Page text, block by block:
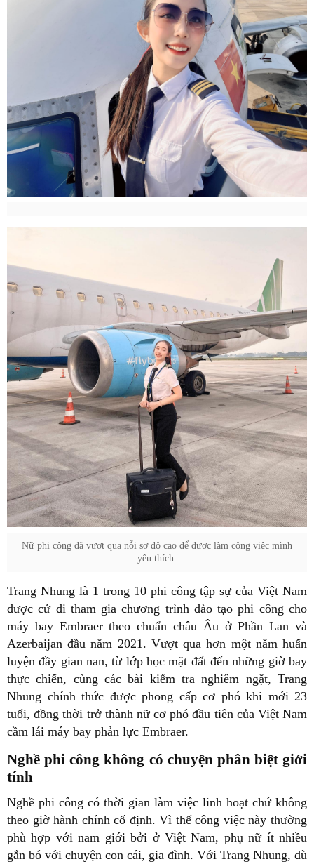
Nữ phi công đã vượt qua nỗi sợ độ cao để được làm công việc mình
yêu thích.
Trang Nhung là 1 trong 10 phi công tập sự của Việt Nam
được cử đi tham gia chương trình đào tạo phi công cho
máy bay Embraer theo chuẩn châu Âu ở Phần Lan và
Azerbaijan đầu năm 2021. Vượt qua hơn một năm huấn
luyện đầy gian nan, từ lớp học mặt đất đến những giờ bay
thực chiến, cùng các bài kiểm tra nghiêm ngặt, Trang
Nhung chính thức được phong cấp cơ phó khi mới 23
tuổi, đồng thời trở thành nữ cơ phó đầu tiên của Việt Nam
cầm lái máy bay phản lực Embraer.
Nghề phi công không có chuyện phân biệt giới
tính
Nghề phi công có thời gian làm việc linh hoạt chứ không
theo giờ hành chính cố định. Vì thế công việc này thường
phù hợp với nam giới bởi ở Việt Nam, phụ nữ ít nhiều
gắn bó với chuyện con cái, gia đình. Với Trang Nhung, dù